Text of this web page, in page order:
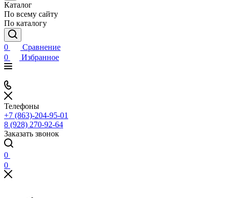
Каталог
По всему сайту
По каталогу
0
Сравнение
0
Избранное
Телефоны
+7 (863)-204-95-01
8 (928) 270-92-64
Заказать звонок
0
0